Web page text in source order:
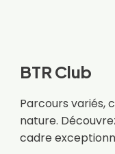
BTR Club
Parcours variés,
nature.
cadre